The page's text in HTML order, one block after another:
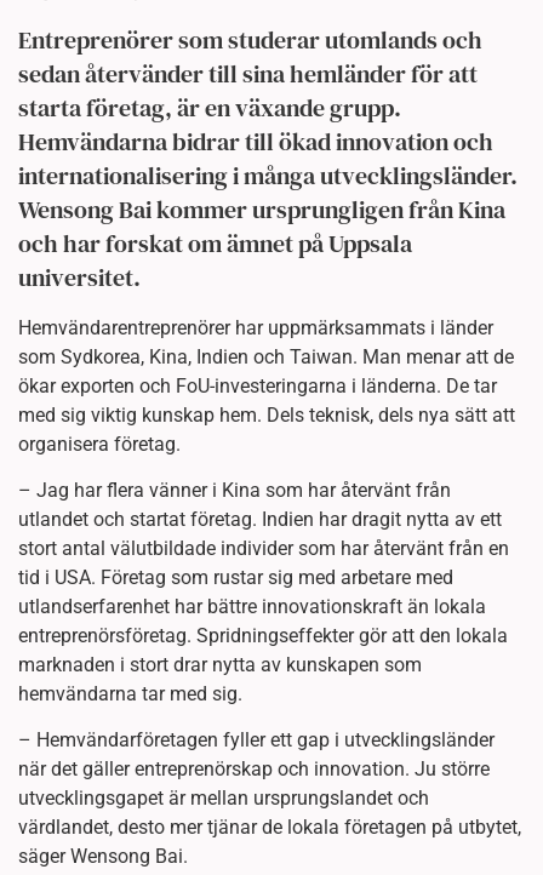
Entreprenörer som studerar utomlands och
sedan återvänder till sina hemländer för att
starta företag, är en växande grupp.
Hemvändarna bidrar till ökad innovation och
internationalisering i många utvecklingsländer.
Wensong Bai kommer ursprungligen från Kina
och har forskat om ämnet på Uppsala
universitet.
Hemvändarentreprenörer har uppmärksammats i länder
som Sydkorea, Kina, Indien och Taiwan. Man menar att de
ökar exporten och FoU-investeringarna i länderna. De tar
med sig viktig kunskap hem. Dels teknisk, dels nya sätt att
organisera företag.
– Jag har flera vänner i Kina som har återvänt från
utlandet och startat företag. Indien har dragit nytta av ett
stort antal välutbildade individer som har återvänt från en
tid i USA. Företag som rustar sig med arbetare med
utlandserfarenhet har bättre innovationskraft än lokala
entreprenörsföretag. Spridningseffekter gör att den lokala
marknaden i stort drar nytta av kunskapen som
hemvändarna tar med sig.
– Hemvändarföretagen fyller ett gap i utvecklingsländer
när det gäller entreprenörskap och innovation. Ju större
utvecklingsgapet är mellan ursprungslandet och
värdlandet, desto mer tjänar de lokala företagen på utbytet,
säger Wensong Bai.